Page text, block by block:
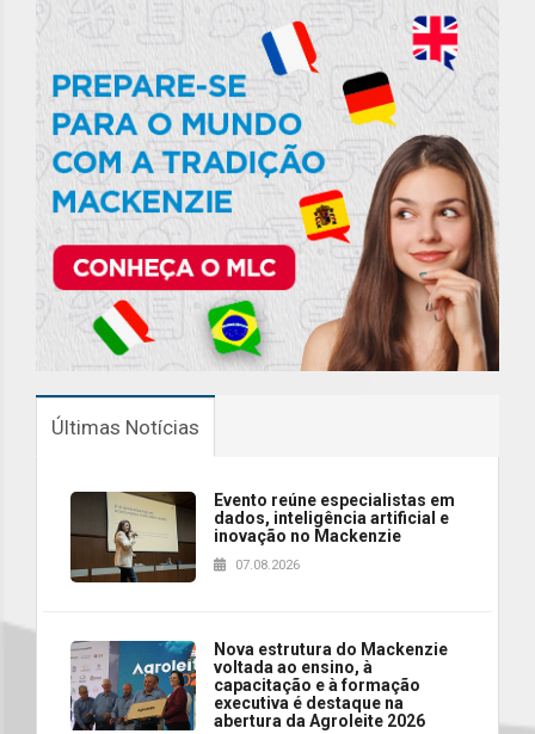
Últimas Notícias
Evento reúne especialistas em
dados, inteligência artificial e
inovação no Mackenzie
07.08.2026
Nova estrutura do Mackenzie
voltada ao ensino, à
capacitação e à formação
executiva é destaque na
abertura da Agroleite 2026